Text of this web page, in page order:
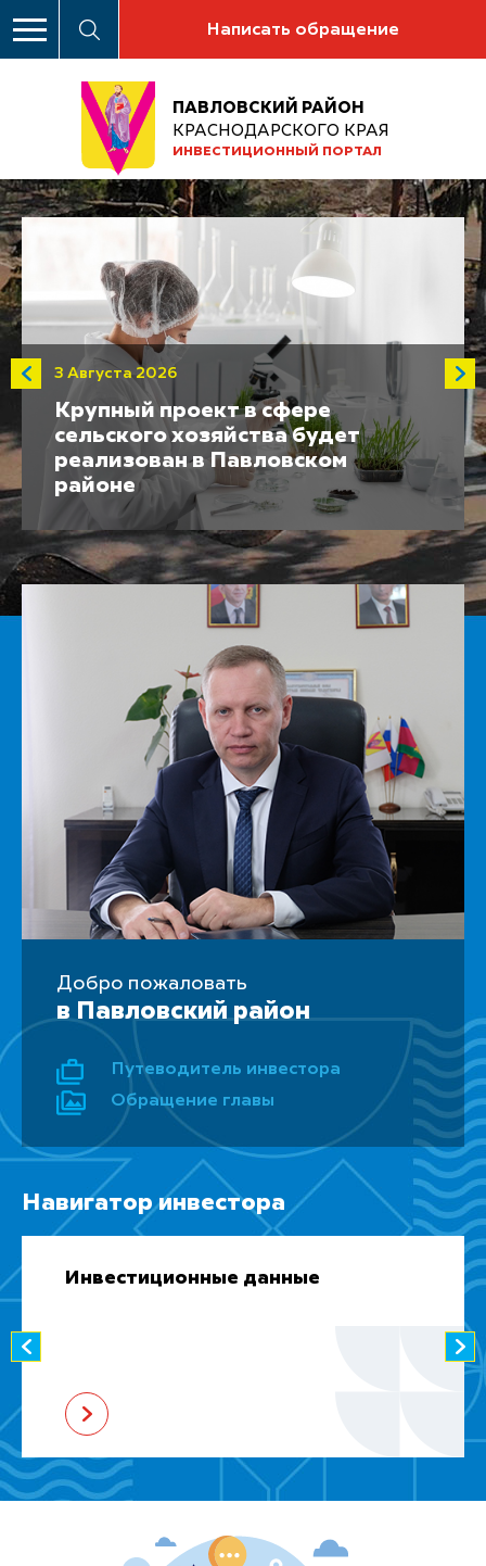
Написать обращение
ПАВЛОВСКИЙ РАЙОН
КРАСНОДАРСКОГО КРАЯ
ИНВЕСТИЦИОННЫЙ ПОРТАЛ
3 Августа 2026
Крупный проект в сфере
сельского хозяйства будет
реализован в Павловском
районе
Добро пожаловать
в Павловский район
Путеводитель инвестора
Обращение главы
Навигатор инвестора
Инвестиционные данные